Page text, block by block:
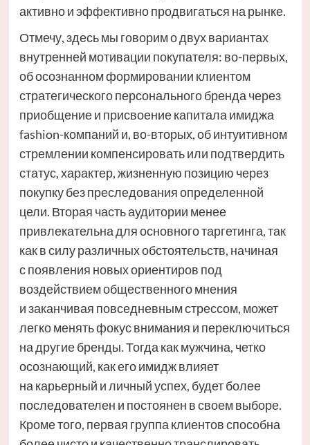
активно и эффективно продвигаться на рынке.
Отмечу, здесь мы говорим о двух вариантах
внутренней мотивации покупателя: во-первых,
об осознанном формировании клиентом
стратегического персонального бренда через
приобщение и присвоение капитала имиджа
fashion-компаний и, во-вторых, об интуитивном
стремлении компенсировать или подтвердить
статус, характер, жизненную позицию через
покупку без преследования определенной
цели. Вторая часть аудитории менее
привлекательна для основного таргетинга, так
как в силу различных обстоятельств, начиная
с появления новых ориентиров под
воздействием общественного мнения
и заканчивая повседневным стрессом, может
легко менять фокус внимания и переключиться
на другие бренды. Тогда как мужчина, четко
осознающий, как его имидж влияет
на карьерный и личный успех, будет более
последователен и постоянен в своем выборе.
Кроме того, первая группа клиентов способна